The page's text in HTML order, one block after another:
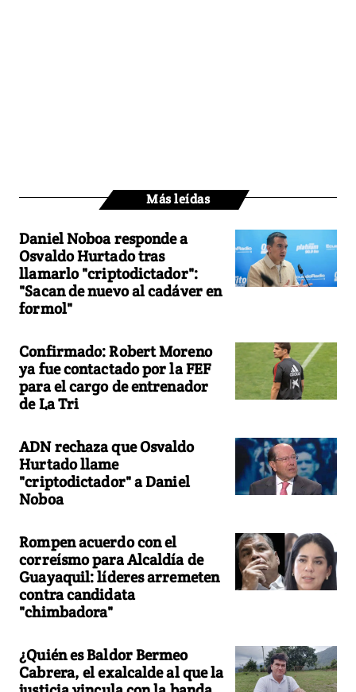
Más leídas
Daniel Noboa responde a
Osvaldo Hurtado tras
llamarlo "criptodictador":
"Sacan de nuevo al cadáver en
formol"
Confirmado: Robert Moreno
ya fue contactado por la FEF
para el cargo de entrenador
de La Tri
ADN rechaza que Osvaldo
Hurtado llame
"criptodictador" a Daniel
Noboa
Rompen acuerdo con el
correísmo para Alcaldía de
Guayaquil: líderes arremeten
contra candidata
"chimbadora"
¿Quién es Baldor Bermeo
Cabrera, el exalcalde al que la